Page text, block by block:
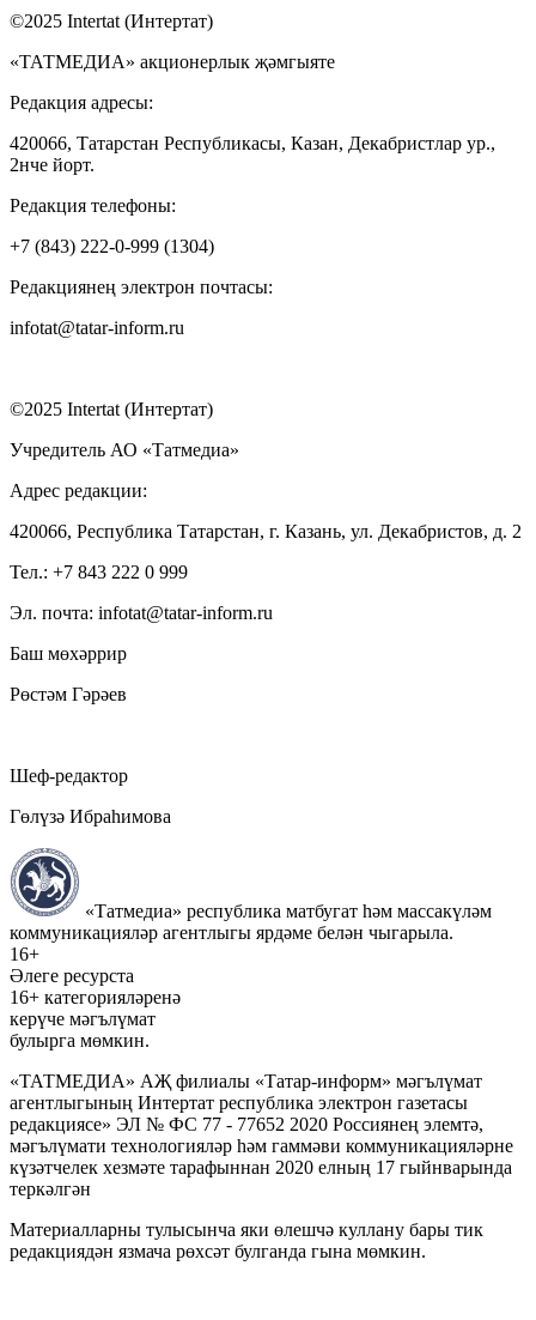
©2025 Intertat (Интертат)
«ТАТМЕДИА» акционерлык җәмгыяте
Редакция адресы:
420066, Татарстан Республикасы, Казан, Декабристлар ур.,
2нче йорт.
Редакция телефоны:
+7 (843) 222-0-999 (1304)
Редакциянең электрон почтасы:
infotat@tatar-inform.ru
©2025 Intertat (Интертат)
Учредитель АО «Татмедиа»
Адрес редакции:
420066, Республика Татарстан, г. Казань, ул. Декабристов, д. 2
Тел.: +7 843 222 0 999
Эл. почта: infotat@tatar-inform.ru
Баш мөхәррир
Рөстәм Гәрәев
Шеф-редактор
Гөлүзә Ибраһимова
«Татмедиа» республика матбугат һәм массакүләм
коммуникацияләр агентлыгы ярдәме белән чыгарыла.
16+
Әлеге ресурста
16+ категорияләренә
керүче мәгълүмат
булырга мөмкин.
«ТАТМЕДИА» АҖ филиалы «Татар-информ» мәгълүмат
агентлыгының Интертат республика электрон газетасы
редакциясе» ЭЛ № ФС 77 - 77652 2020 Россиянең элемтә,
мәгълүмати технологияләр һәм гаммәви коммуникацияләрне
күзәтчелек хезмәте тарафыннан 2020 елның 17 гыйнварында
теркәлгән
Материалларны тулысынча яки өлешчә куллану бары тик
редакциядән язмача рөхсәт булганда гына мөмкин.